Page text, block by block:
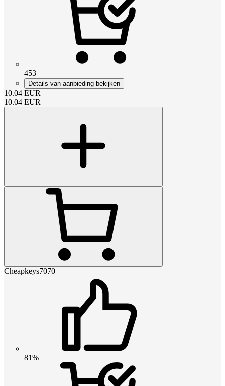
453
Details van aanbieding bekijken
10.04 EUR
10.04 EUR
Cheapkeys7070
81%